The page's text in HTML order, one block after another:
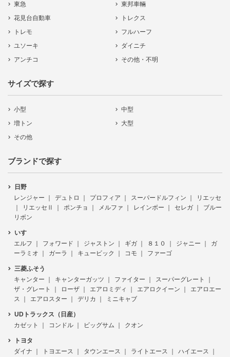
東急
東邦車輛
花見台自動車
トレクス
トレモ
フルハーフ
ユソーキ
ダイニチ
アンチコ
その他・不明
サイズで探す
小型
中型
増トン
大型
その他
ブランドで探す
日野
レンジャー
デュトロ プロフィア スーパードルフィン
リエッセ
リエッセⅡ
ポンチョ メルファ レインボー セレガ
ブルー
リボン
いすゞ
エルフ
フォワード ジャストン ギガ ８１０ ジャニー
ガ
ーラミオ
ガーラ キュービック コモ ファーゴ
三菱ふそう
キャンター
キャンターガッツ ファイター
スーパーグレート
ザ・グレート
ローザ エアロミディ エアロクイーン
エアロエー
ス
エアロスター デリカ ミニキャブ
UDトラックス（日産）
カゼット
コンドル ビッグサム クオン
トヨタ
ダイナ
トヨエース タウンエース ライトエース
ハイエース